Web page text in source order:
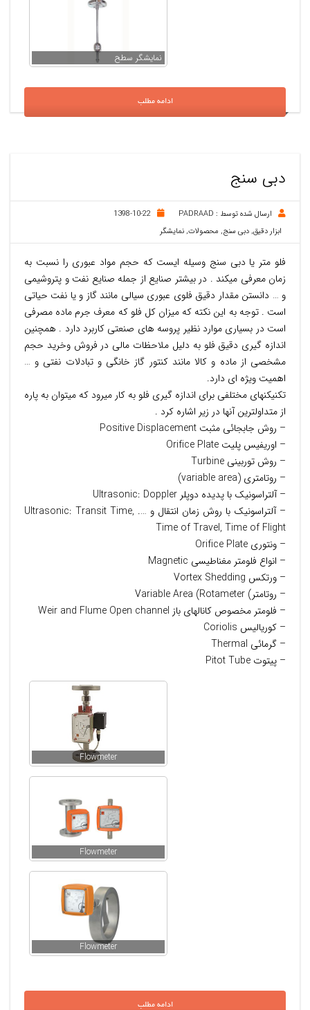
نمایشگر سطح
ادامه مطلب
دبی سنج
ارسال شده توسط : PADRAAD
1398-10-22
ابزار دقیق,دبی سنج, محصولات,نمایشگر
فلو متر یا دبی سنج وسیله ایست که حجم مواد عبوری را نسبت به
زمان معرفی میکند . در بیشتر صنایع از جمله صنایع نفت و پتروشیمی
و … دانستن مقدار دقیق فلوی عبوری سیالی مانند گاز و یا نفت حیاتی
است . توجه به این نکته که میزان کل فلو که معرف جرم ماده مصرفی
است در بسیاری موارد نظیر پروسه های صنعتی کاربرد دارد . همچنین
اندازه گیری دقیق فلو به دلیل ملاحظات مالی در فروش وخرید حجم
مشخصی از ماده و کالا مانند کنتور گاز خانگی و تبادلات نفتی و …
اهمیت ویژه ای دارد.
تکنیکنهای مختلفی برای اندازه گیری فلو به کار میرود که میتوان به پاره
از متداولترین آنها در زیر اشاره کرد .
– روش جابجائی مثبت Positive Displacement
– اوریفیس پلیت Orifice Plate
– روش توربینی Turbine
– روتامتری (variable area)
– آلتراسونیک با پدیده دوپلر Ultrasonic: Doppler
– آلتراسونیک با روش زمان انتقال و …. Ultrasonic: Transit Time,
Time of Travel, Time of Flight
– ونتوری Orifice Plate
– انواع فلومتر مغناطیسی Magnetic
– ورتکس Vortex Shedding
– روتامتر) Variable Area (Rotameter
– فلومتر مخصوص کانالهای باز Weir and Flume Open channel
– کوریالیس Coriolis
– گرمائی Thermal
– پیتوت Pitot Tube
Flowmeter
Flowmeter
Flowmeter
ادامه مطلب